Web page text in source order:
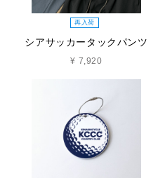
再入荷
シアサッカータックパンツ
¥ 7,920